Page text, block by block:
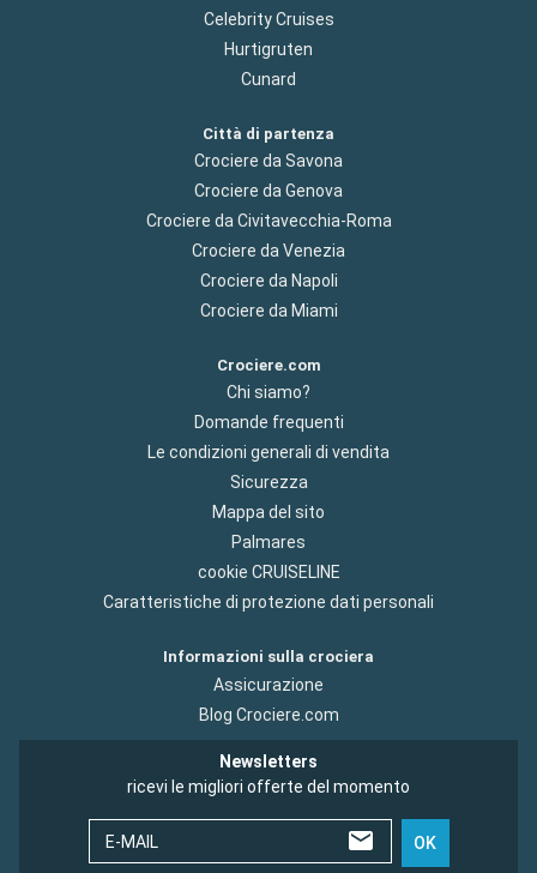
Celebrity Cruises
Hurtigruten
Cunard
Città di partenza
Crociere da Savona
Crociere da Genova
Crociere da Civitavecchia-Roma
Crociere da Venezia
Crociere da Napoli
Crociere da Miami
Crociere.com
Chi siamo?
Domande frequenti
Le condizioni generali di vendita
Sicurezza
Mappa del sito
Palmares
cookie CRUISELINE
Caratteristiche di protezione dati personali
Informazioni sulla crociera
Assicurazione
Blog Crociere.com
Newsletters
ricevi le migliori offerte del momento
E-MAIL OK